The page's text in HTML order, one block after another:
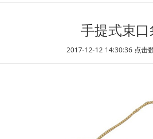
手提式束口
2017-12-12 14:30:36 点击